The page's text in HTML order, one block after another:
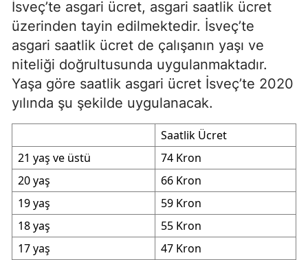
İsveç’te asgari ücret, asgari saatlik ücret
üzerinden tayin edilmektedir. İsveç’te
asgari saatlik ücret de çalışanın yaşı ve
niteliği doğrultusunda uygulanmaktadır.
Yaşa göre saatlik asgari ücret İsveç’te 2020
yılında şu şekilde uygulanacak.
Saatlik Ücret
21 yaş ve üstü
74 Kron
20 yaş
66 Kron
19 yaş
59 Kron
18 yaş
55 Kron
17 yaş
47 Kron